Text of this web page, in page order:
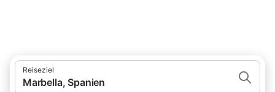
Reiseziel
Marbella, Spanien